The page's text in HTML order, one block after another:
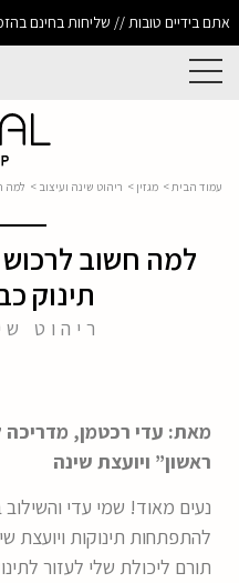
אתם בידיים טובות // שליחות בחינם בהזמנה מעל 299 ש"ח (לא כולל
עמוד הבית> מגזין > ריהוט שינה ועיצוב > למה
למה חשוב
תינוק
ריהוט
מאת: עדי רכטמן,
ראשון” ויועצת שינה
נעים מאוד! שמי עדי
להתפתחות תינוקות ויועצת
תורם ליכולת שלי לעזור